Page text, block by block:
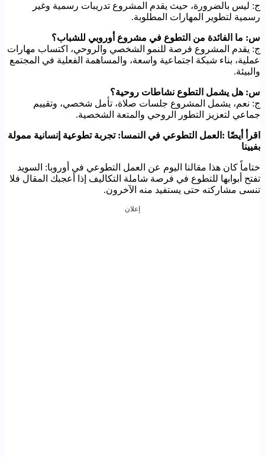
ج: ليس بالضرورة، حيث يقدم المشروع تدريبات رسمية وغير
رسمية لتطوير المهارات المطلوبة.
س: ما الفائدة من التطوع في مشروع أوروبي للشباب؟
ج: يقدم المشروع فرصة للنمو الشخصي والروحي، اكتساب مهارات
عملية، بناء شبكة اجتماعية واسعة، والمساهمة الفعلية في المجتمع
والبيئة.
س: هل يشمل التطوع نشاطات روحية؟
ج: نعم، يشمل المشروع جلسات صلاة، تأمل شخصي، وتقييم
جماعي لتعزيز التطور الروحي والمتعة الشخصية.
اقرأ أيضًا :العمل التطوعي في النمسا: تجربة تطوعية إنسانية ممولة
بفيينا
ختاماً كان هذا مقالنا اليوم عن العمل التطوعي في أوروبا: السويد
تفتح أبوابها للتطوع في فرصة شاملة التكاليف إذا أعجبك المقال فلا
تنسى مشاركته حتى يستفيد منه الآخرون.
إعلان